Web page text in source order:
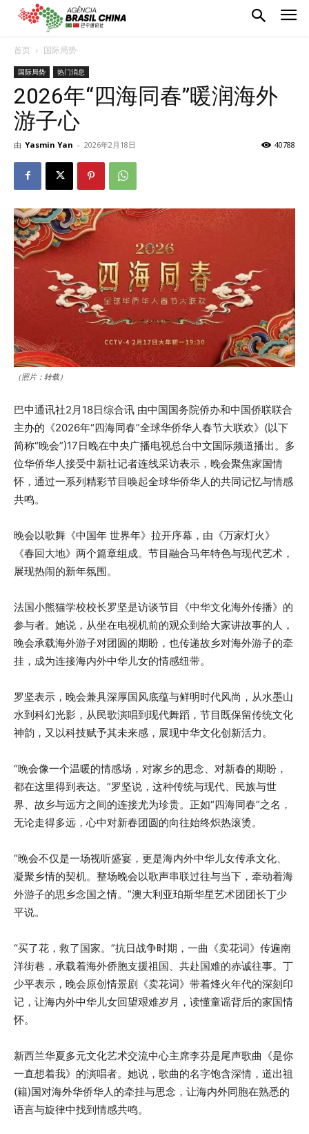
首页 国际局势
国际局势 热门消息
2026年“四海同春”暖润海外
游子心
由 Yasmin Yan - 2026年2月18日 40788
（照片：转载）
巴中通讯社2月18日综合讯 由中国国务院侨办和中国侨联联合
主办的《2026年“四海同春”全球华侨华人春节大联欢》(以下
简称“晚会”)17日晚在中央广播电视总台中文国际频道播出。多
位华侨华人接受中新社记者连线采访表示，晚会聚焦家国情
怀，通过一系列精彩节目唤起全球华侨华人的共同记忆与情感
共鸣。
晚会以歌舞《中国年 世界年》拉开序幕，由《万家灯火》
《春回大地》两个篇章组成。节目融合马年特色与现代艺术，
展现热闹的新年氛围。
法国小熊猫学校校长罗坚是访谈节目《中华文化海外传播》的
参与者。她说，从坐在电视机前的观众到给大家讲故事的人，
晚会承载海外游子对团圆的期盼，也传递故乡对海外游子的牵
挂，成为连接海内外中华儿女的情感纽带。
罗坚表示，晚会兼具深厚国风底蕴与鲜明时代风尚，从水墨山
水到科幻光影，从民歌演唱到现代舞蹈，节目既保留传统文化
神韵，又以科技赋予其未来感，展现中华文化创新活力。
“晚会像一个温暖的情感场，对家乡的思念、对新春的期盼，
都在这里得到表达。”罗坚说，这种传统与现代、民族与世
界、故乡与远方之间的连接尤为珍贵。正如“四海同春”之名，
无论走得多远，心中对新春团圆的向往始终炽热滚烫。
“晚会不仅是一场视听盛宴，更是海内外中华儿女传承文化、
凝聚乡情的契机。整场晚会以歌声串联过往与当下，牵动着海
外游子的思乡念国之情。”澳大利亚珀斯华星艺术团团长丁少
平说。
“买了花，救了国家。”抗日战争时期，一曲《卖花词》传遍南
洋街巷，承载着海外侨胞支援祖国、共赴国难的赤诚往事。丁
少平表示，晚会原创情景剧《卖花词》带着烽火年代的深刻印
记，让海内外中华儿女回望艰难岁月，读懂童谣背后的家国情
怀。
新西兰华夏多元文化艺术交流中心主席李芬是尾声歌曲《是你
一直想着我》的演唱者。她说，歌曲的名字饱含深情，道出祖
(籍)国对海外华侨华人的牵挂与思念，让海内外同胞在熟悉的
语言与旋律中找到情感共鸣。